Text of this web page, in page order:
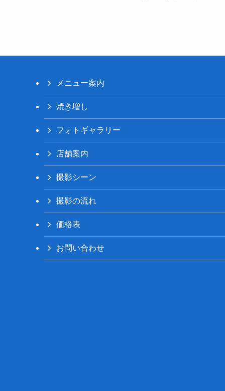
メニュー案内
焼き増し
フォトギャラリー
店舗案内
撮影シーン
撮影の流れ
価格表
お問い合わせ